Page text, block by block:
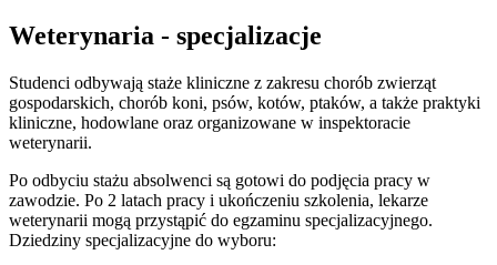
Weterynaria - specjalizacje
Studenci odbywają staże kliniczne z zakresu chorób zwierząt
gospodarskich, chorób koni, psów, kotów, ptaków, a także praktyki
kliniczne, hodowlane oraz organizowane w inspektoracie
weterynarii.
Po odbyciu stażu absolwenci są gotowi do podjęcia pracy w
zawodzie. Po 2 latach pracy i ukończeniu szkolenia, lekarze
weterynarii mogą przystąpić do egzaminu specjalizacyjnego.
Dziedziny specjalizacyjne do wyboru: